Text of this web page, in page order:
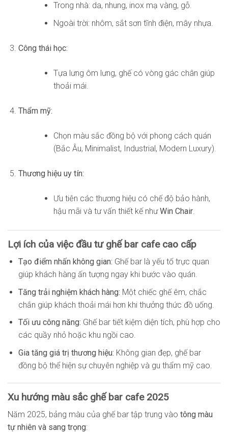
Trong nhà: da, nhung, inox mạ vàng, gỗ.
Ngoài trời: nhôm, sắt sơn tĩnh điện, mây nhựa.
Công thái học:
Tựa lưng ôm lưng, ghế có vòng gác chân giúp
thoải mái.
Thẩm mỹ:
Chọn màu sắc đồng bộ với phong cách quán
(Bắc Âu, Minimalist, Industrial, Modern Luxury).
Thương hiệu uy tín:
Ưu tiên các thương hiệu có chế độ bảo hành,
hậu mãi và tư vấn thiết kế nhưWin Chair.
Lợi ích của việc đầu tư ghế bar cafe cao cấp
Tạo điểm nhấn không gian: Ghế bar là yếu tố trực quan
giúp khách hàng ấn tượng ngay khi bước vào quán.
Tăng trải nghiệm khách hàng: Một chiếc ghế êm, chắc
chắn giúp khách thoải mái hơn khi thưởng thức đồ uống.
Tối ưu công năng: Ghế bar tiết kiệm diện tích, phù hợp cho
các quầy nhỏ hoặc khu ngồi cao.
Gia tăng giá trị thương hiệu: Không gian đẹp, ghế bar
đồng bộ thể hiện sự chuyên nghiệp và gu thẩm mỹ cao.
Xu hướng màu sắc ghế bar cafe 2025
Năm 2025, bảng màu của ghế bar tập trung vào tông màu
tự nhiên và sang trọng: